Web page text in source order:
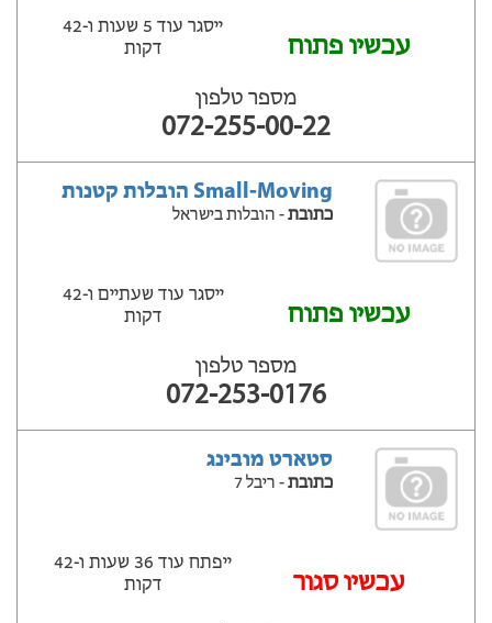
עכשיו פתוח
ייסגר עוד 5 שעות ‫ו-42
דקות
מספר טלפון
072-255-00-22
Small-Moving הובלות קטנות
כתובת- הובלות בישראל
עכשיו פתוח
ייסגר עוד שעתיים ‫ו-42
דקות
מספר טלפון
072-253-0176
סטארט מובינג
כתובת- ריבל 7
עכשיו סגור
ייפתח עוד 36 שעות ‫ו-42
דקות